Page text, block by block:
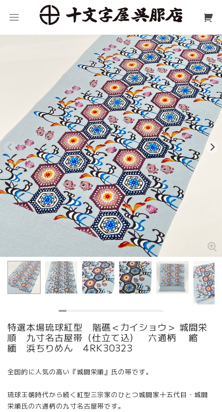
特選本場琉球紅型 階礁＜カイショウ＞ 城間栄
順 九寸名古屋帯（仕立て込） 六通柄 縮
緬 浜ちりめん 4RK30323
全国的に人気の高い『城間栄順』氏の帯です。
琉球王朝時代から続く紅型三宗家のひとつ城間家十五代目・城間
栄順氏の六通柄の九寸名古屋帯です。